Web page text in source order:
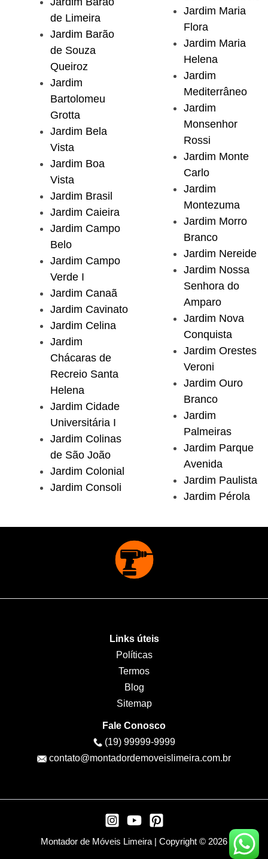
de Limeira
Jardim Barão
de Souza
Queiroz
Jardim
Bartolomeu
Grotta
Jardim Bela
Vista
Jardim Boa
Vista
Jardim Brasil
Jardim Caieira
Jardim Campo
Belo
Jardim Campo
Verde I
Jardim Canaã
Jardim Cavinato
Jardim Celina
Jardim
Chácaras de
Recreio Santa
Helena
Jardim Cidade
Universitária I
Jardim Colinas
de São João
Jardim Colonial
Jardim Consoli
Jardim Maria
Flora
Jardim Maria
Helena
Jardim
Mediterrâneo
Jardim
Monsenhor
Rossi
Jardim Monte
Carlo
Jardim
Montezuma
Jardim Morro
Branco
Jardim Nereide
Jardim Nossa
Senhora do
Amparo
Jardim Nova
Conquista
Jardim Orestes
Veroni
Jardim Ouro
Branco
Jardim
Palmeiras
Jardim Parque
Avenida
Jardim Paulista
Jardim Pérola
Links úteis
Políticas
Termos
Blog
Sitemap
Fale Conosco
(19) 99999-9999
contato@montadordemoveislimeira.com.br
Montador de Móveis Limeira | Copyright © 2026